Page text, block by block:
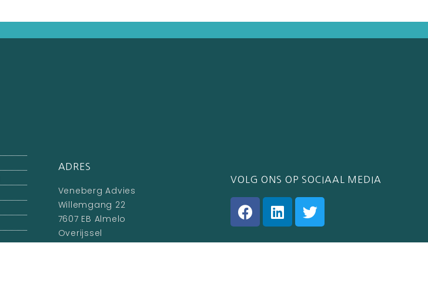
ADRES
Veneberg Advies
Willemgang 22
7607 EB Almelo
Overijssel
VOLG ONS OP SOCIAAL MEDIA